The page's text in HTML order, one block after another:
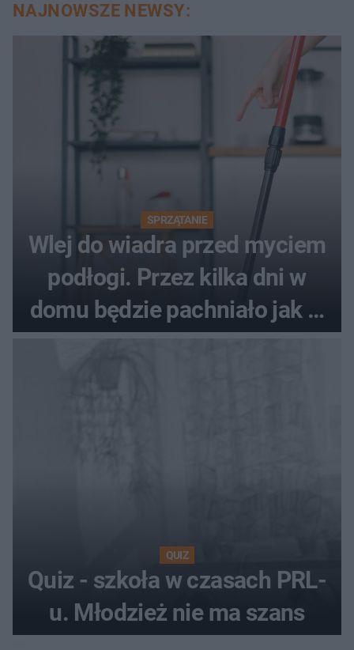
NAJNOWSZE NEWSY:
SPRZĄTANIE
Wlej do wiadra przed myciem
podłogi. Przez kilka dni w
domu będzie pachniało jak w
QUIZ
Quiz - szkoła w czasach PRL-
u. Młodzież nie ma szans